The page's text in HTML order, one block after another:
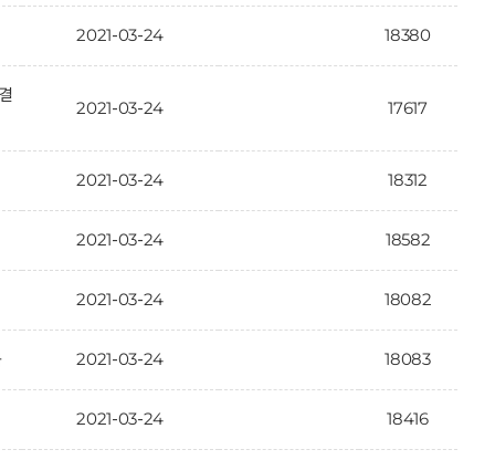
2021-03-24 18380
2021-03-24 17617
2021-03-24 18312
2021-03-24 18582
2021-03-24 18082
2021-03-24 18083
2021-03-24 18416